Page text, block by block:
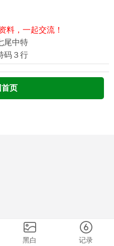
料，一起交流！
尾中特
码３行
页
黑白 记录